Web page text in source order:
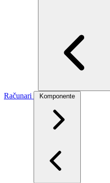
Računari Komponente